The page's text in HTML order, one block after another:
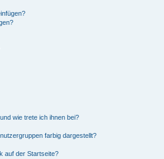
wie trete ich ihnen bei?
farbig dargestellt?
auf der Startseite?